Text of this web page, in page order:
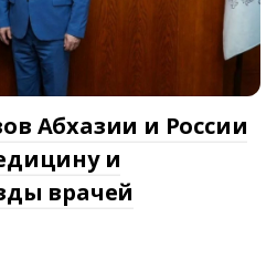
Абхазии и России
и
врачей